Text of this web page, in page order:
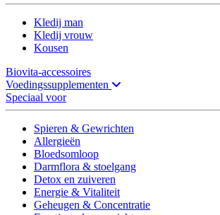
Kledij man
Kledij vrouw
Kousen
Biovita-accessoires
Voedingssupplementen
Speciaal voor
Spieren & Gewrichten
Allergieën
Bloedsomloop
Darmflora & stoelgang
Detox en zuiveren
Energie & Vitaliteit
Geheugen & Concentratie